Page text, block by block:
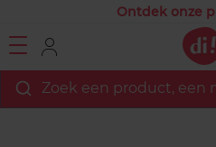
Ontdek onze
Zoek een product, een